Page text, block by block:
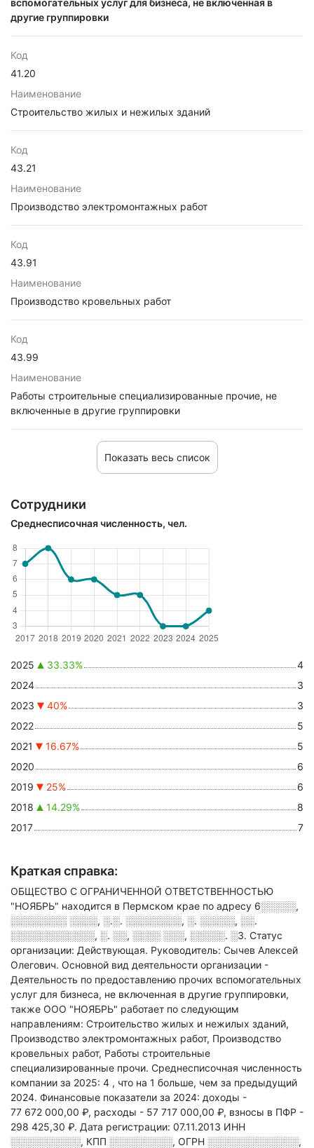
вспомогательных услуг для бизнеса, не включенная в
другие группировки
Код
41.20
Наименование
Строительство жилых и нежилых зданий
Код
43.21
Наименование
Производство электромонтажных работ
Код
43.91
Наименование
Производство кровельных работ
Код
43.99
Наименование
Работы строительные специализированные прочие, не
включенные в другие группировки
Показать весь список
Сотрудники
Среднесписочная численность, чел.
2025 33.33%
4
2024
3
2023
40%
3
2022
5
2021
16.67%
5
2020
6
2019
25%
6
2018
14.29%
8
2017
7
Краткая справка:
ОБЩЕСТВО С ОГРАНИЧЕННОЙ ОТВЕТСТВЕННОСТЬЮ
"НОЯБРЬ" находится в Пермском крае по адресу 6░░░░░,
░░░░░░░░ ░░░░, ░.░. ░░░░░░░░, ░. ░░░░░, ░░.
░░░░░░░░░░░░, ░. ░░, ░░░░ ░░░, ░░░░░. ░3. Статус
организации: Действующая. Руководитель: Сычев Алексей
Олегович. Основной вид деятельности организации -
Деятельность по предоставлению прочих вспомогательных
услуг для бизнеса, не включенная в другие группировки,
также ООО "НОЯБРЬ" работает по следующим
направлениям: Строительство жилых и нежилых зданий,
Производство электромонтажных работ, Производство
кровельных работ, Работы строительные
специализированные прочи. Среднесписочная численность
компании за 2025: 4 , что на 1 больше, чем за предыдущий
2024. Финансовые показатели за 2024: доходы -
77 672 000,00 ₽, расходы - 57 717 000,00 ₽, взносы в ПФР -
298 425,30 ₽. Дата регистрации: 07.11.2013 ИНН
░░░░░░░░░░, КПП ░░░░░░░░░, ОГРН ░░░░░░░░░░░░░,